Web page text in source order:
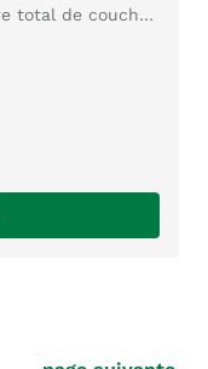
nombre total de couchages